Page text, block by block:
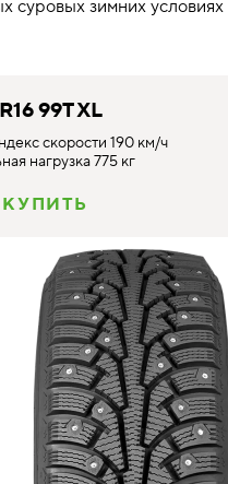
суровых зимних условиях
99T XL
скорости 190 км/ч
нагрузка 775 кг
КУПИТЬ